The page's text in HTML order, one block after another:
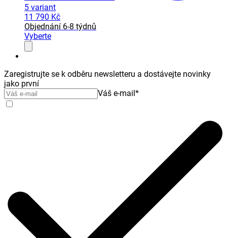
5 variant
11 790 Kč
Objednání 6-8 týdnů
Vyberte
Zaregistrujte se k odběru newsletteru a dostávejte novinky
jako první
Váš e-mail*